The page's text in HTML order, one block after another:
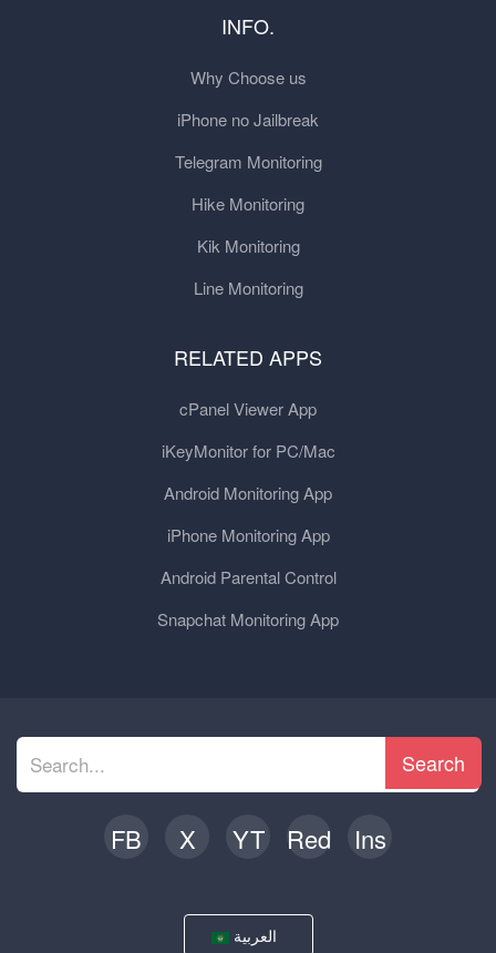
INFO.
Why Choose us
iPhone no Jailbreak
Telegram Monitoring
Hike Monitoring
Kik Monitoring
Line Monitoring
RELATED APPS
cPanel Viewer App
iKeyMonitor for PC/Mac
Android Monitoring App
iPhone Monitoring App
Android Parental Control
Snapchat Monitoring App
Search
FB X YT Red Ins